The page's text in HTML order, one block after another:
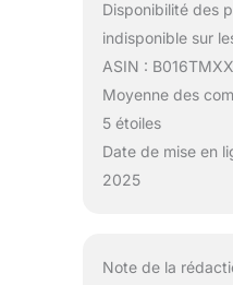
Disponibilité des
indisponible sur
ASIN :
Moyenne des
5 étoiles
Date de mise en
2025
Note de la